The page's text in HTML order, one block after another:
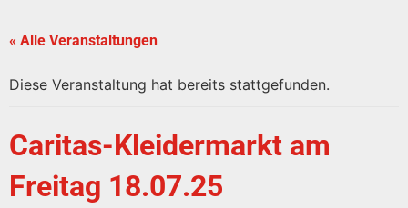
« Alle Veranstaltungen
Diese Veranstaltung hat bereits stattgefunden.
Caritas-Kleidermarkt am
Freitag 18.07.25